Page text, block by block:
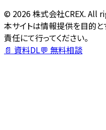
© 2026株式会社CREX. All
本サイトは情報提供を目的
責任にて行ってください。
📄 資料DL💬 無料相談